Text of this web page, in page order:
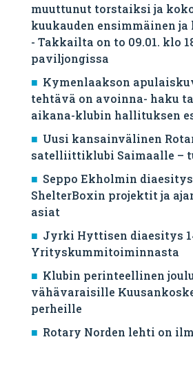
muuttunut torstaiksi ja
kuukauden ensimmäinen
- Takkailta on to 09.01. klo
paviljongissa
Kymenlaakson
tehtävä on avoinna- haku
aikana-klubin hallituksen
Uusi kansainvälinen
satelliittiklubi Saimaalle –
Seppo Ekholmin diaesitys
ShelterBoxin projektit ja
asiat
Jyrki Hyttisen diaesitys
Yrityskummitoiminnasta
Klubin perinteellinen
vähävaraisille
perheille
Rotary Norden lehti on